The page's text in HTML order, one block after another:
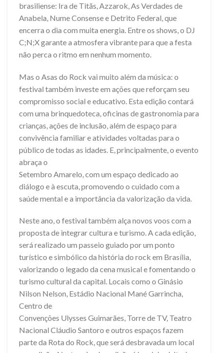
brasiliense: Ira de Titãs, Azzarok, As Verdades de
Anabela, Nume Consense e Detrito Federal, que
encerra o dia com muita energia. Entre os shows, o DJ
C;N;X garante a atmosfera vibrante para que a festa
não perca o ritmo em nenhum momento.
Mas o Asas do Rock vai muito além da música: o
festival também investe em ações que reforçam seu
compromisso social e educativo. Esta edição contará
com uma brinquedoteca, oficinas de gastronomia para
crianças, ações de inclusão, além de espaço para
convivência familiar e atividades voltadas para o
público de todas as idades. E, principalmente, o evento
abraça o
Setembro Amarelo, com um espaço dedicado ao
diálogo e à escuta, promovendo o cuidado com a
saúde mental e a importância da valorização da vida.
Neste ano, o festival também alça novos voos com a
proposta de integrar cultura e turismo. A cada edição,
será realizado um passeio guiado por um ponto
turístico e simbólico da história do rock em Brasília,
valorizando o legado da cena musical e fomentando o
turismo cultural da capital. Locais como o Ginásio
Nilson Nelson, Estádio Nacional Mané Garrincha,
Centro de
Convenções Ulysses Guimarães, Torre de TV, Teatro
Nacional Cláudio Santoro e outros espaços fazem
parte da Rota do Rock, que será desbravada um local